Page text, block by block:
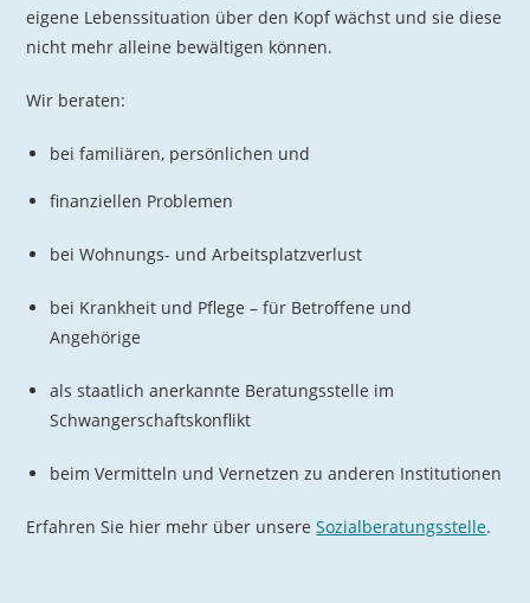
eigene Lebenssituation über den Kopf wächst und sie diese
nicht mehr alleine bewältigen können.
Wir beraten:
bei familiären, persönlichen und
finanziellen Problemen
bei Wohnungs- und Arbeitsplatzverlust
bei Krankheit und Pflege – für Betroffene und
Angehörige
als staatlich anerkannte Beratungsstelle im
Schwangerschaftskonflikt
beim Vermitteln und Vernetzen zu anderen Institutionen
Erfahren Sie hier mehr über unsereSozialberatungsstelle.